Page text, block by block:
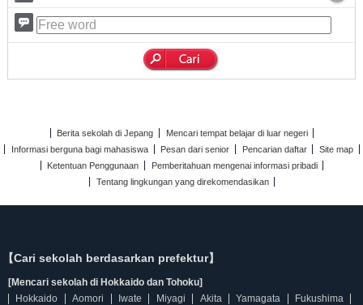
Berita sekolah di Jepang
Mencari tempat belajar di luar negeri
Informasi berguna bagi mahasiswa
Pesan dari senior Pencarian daftar
Site map
Ketentuan Penggunaan
Pemberitahuan mengenai informasi pribadi
Tentang lingkungan yang direkomendasikan
【Cari sekolah berdasarkan prefektur】
[Mencari sekolah di Hokkaido dan Tohoku]
Hokkaido
Aomori Iwate Miyagi Akita Yamagata Fukushima